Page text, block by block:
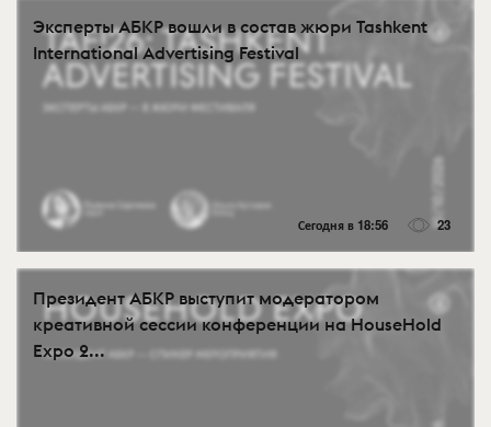
Эксперты АБКР вошли в состав жюри Tashkent
International Advertising Festival
Сегодня в 18:56 23
Президент АБКР выступит модератором
креативной сессии конференции на HouseHold
Expo 2...